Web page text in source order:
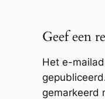
Geef een
Het e-
gemarkeerd